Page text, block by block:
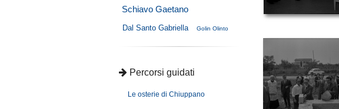
Schiavo Gaetano
Dal Santo Gabriella Golin Olinto
Percorsi guidati
Le osterie di Chiuppano